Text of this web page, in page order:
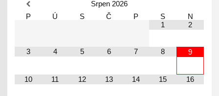
Srpen 2026
P
Ú S Č P S
N
1
2
3 4 5 6 7 8 9
10 11 12 13 14 15 16